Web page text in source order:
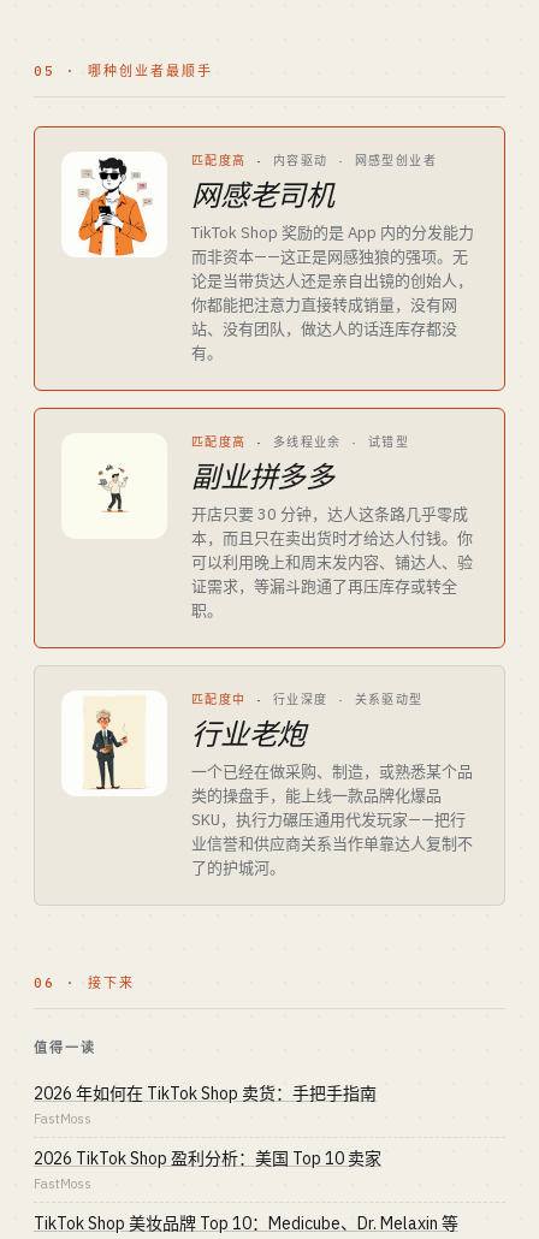
05 · 哪种创业者最顺手
匹配度高 · 内容驱动 · 网感型创业者
网感老司机
TikTok Shop 奖励的是 App 内的分发能力
而非资本——这正是网感独狼的强项。无
论是当带货达人还是亲自出镜的创始人，
你都能把注意力直接转成销量，没有网
站、没有团队，做达人的话连库存都没
有。
匹配度高 · 多线程业余 · 试错型
副业拼多多
开店只要 30 分钟，达人这条路几乎零成
本，而且只在卖出货时才给达人付钱。你
可以利用晚上和周末发内容、铺达人、验
证需求，等漏斗跑通了再压库存或转全
职。
匹配度中 · 行业深度 · 关系驱动型
行业老炮
一个已经在做采购、制造，或熟悉某个品
类的操盘手，能上线一款品牌化爆品
SKU，执行力碾压通用代发玩家——把行
业信誉和供应商关系当作单靠达人复制不
了的护城河。
06 · 接下来
值得一读
2026 年如何在 TikTok Shop 卖货：手把手指南
FastMoss
2026 TikTok Shop 盈利分析：美国 Top 10 卖家
FastMoss
TikTok Shop 美妆品牌 Top 10：Medicube、Dr. Melaxin 等